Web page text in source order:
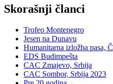
Skorašnji članci
Trofeo Montenegro
Jesen na Dunavu
Humanitarna izložba pasa,
EDS Budimpešta
CAC Zmajevo, Srbija
CAC Sombor, Srbija 2023